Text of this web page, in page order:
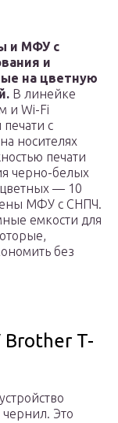
и МФУ с
и
на цветную
В линейке
и Wi-Fi
с
носителях
печати
черно-белых
цветных — 10
МФУ с СНПЧ.
емкости для
без
Brother T-
Это